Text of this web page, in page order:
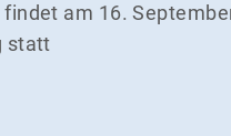
am 16.
statt